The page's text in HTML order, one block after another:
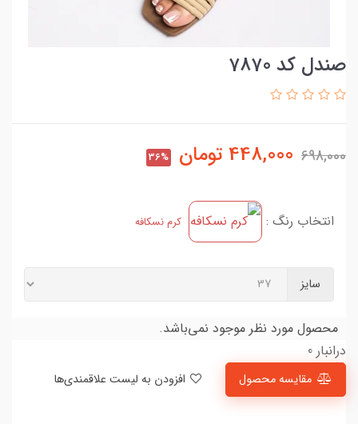
صندل کد 7870
698,000
448,000 تومان 36%
انتخاب رنگ : کرم نسکافه
سایز
محصول مورد نظر موجود نمی‌باشد.
درانبار 0
مقایسه محصول